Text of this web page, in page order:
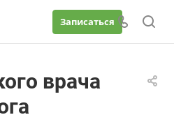
Записаться
врача